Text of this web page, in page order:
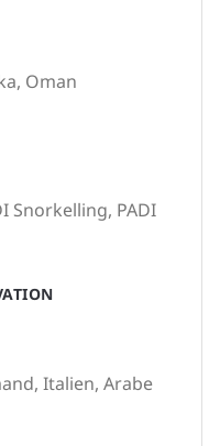
Snorkelling, PADI
Italien, Arabe
Oman